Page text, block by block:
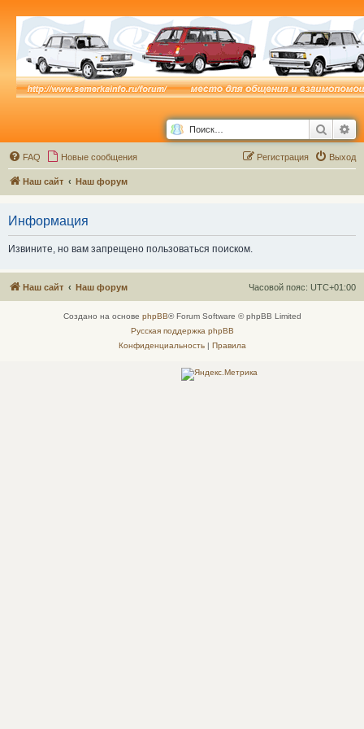
Поиск
FAQ Новые сообщения Выход
Регистрация
Наш сайт Наш форум
Информация
Извините, но вам запрещено пользоваться поиском.
Наш сайт Наш форум Часовой пояс: UTC+01:00
Создано на основе phpBB® Forum Software © phpBB Limited
Русская поддержка phpBB
Конфиденциальность| Правила